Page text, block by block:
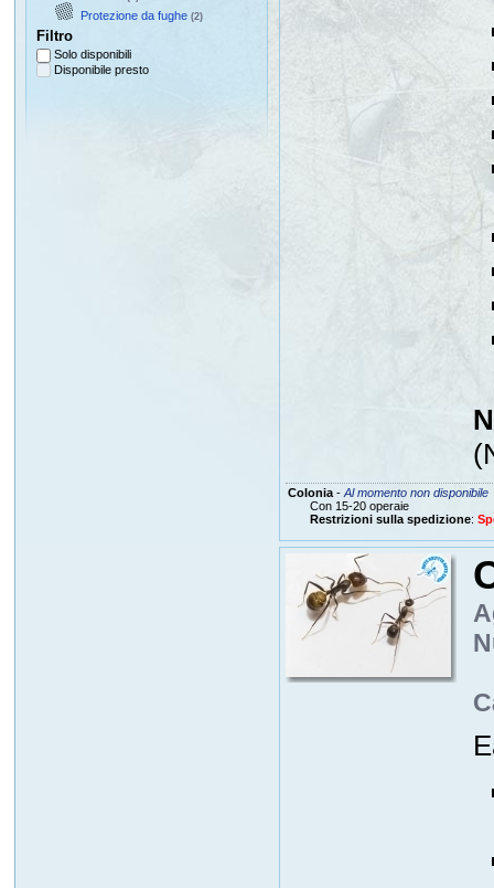
Protezione da fughe (2)
Filtro
Solo disponibili
Disponibile presto
Colonia- Al momento non disponibile
Con 15-20 operaie
Restrizioni sulla spedizione: